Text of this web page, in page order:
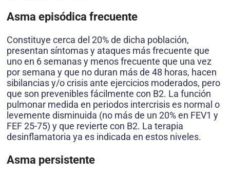
Asma episódica frecuente
Constituye cerca del 20% de dicha población,
presentan síntomas y ataques más frecuente que
uno en 6 semanas y menos frecuente que una vez
por semana y que no duran más de 48 horas, hacen
sibilancias y/o crisis ante ejercicios moderados, pero
que son prevenibles fácilmente con B2. La función
pulmonar medida en periodos intercrisis es normal o
levemente disminuida (no más de un 20% en FEV1 y
FEF 25-75) y que revierte con B2. La terapia
desinflamatoria ya es indicada en estos niveles.
Asma persistente